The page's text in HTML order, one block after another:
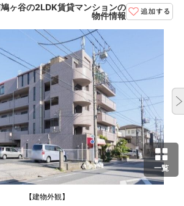
ヶ谷の2LDK賃貸マンションの
物件情報
一覧
【建物外観】